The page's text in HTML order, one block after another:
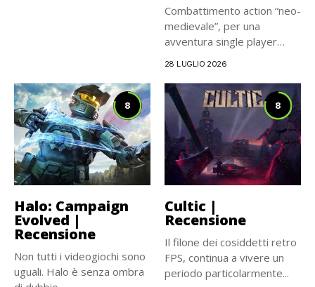
Combattimento action “neo-
medievale”, per una
avventura single player
28 LUGLIO 2026
8
Halo: Campaign
Evolved |
Recensione
Non tutti i videogiochi sono
uguali. Halo è senza ombra
8
Cultic |
Recensione
Il filone dei cosiddetti retro
FPS, continua a vivere un
periodo particolarmente...